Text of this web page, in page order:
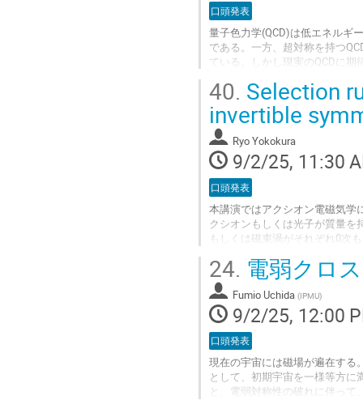
口頭発表
量子色力学(QCD)は低エネルギ
である。一方、超対称を持つ
ている。しかし現実のQCDに
することが示唆されてきた。し
つながり得るのか、それとも
我々は、この問題に対して、
Go
to
contribution
page
40. Selection
invertible
Ryo Yokokura
9/2/25, 11:30
口頭発表
本講演ではアクシオン電磁気学
クシオンもしくは光子が質量
もしくは磁束渦がそれぞれ0次
対する選択則を議論する。特に
アクシオン・ドメインウォール
する。
Go
to
contribution
page
24. 電弱クロ
Fumio Uchida (IPMU)
9/2/25, 12:00
口頭発表
現在の宇宙には磁場が遍在する
として、初期宇宙を一様等方
と、電弱対称性の破れに伴っ